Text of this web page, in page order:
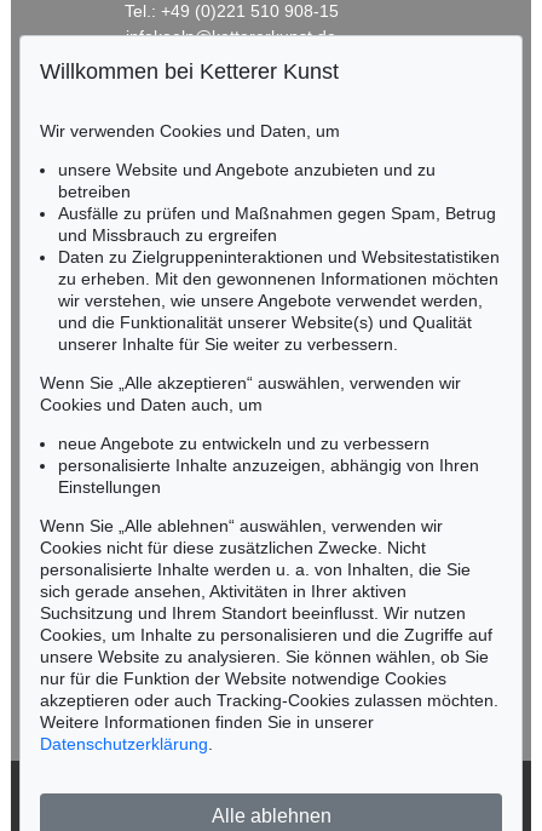
Tel.: +49 (0)221 510 908-15
infokoeln@kettererkunst.de
HESSEN
Miriam Heß
Tel.: +49 (0)62 21 58 80-038
Fax: +49 (0)62 21 58 80-595
infoheidelberg@kettererkunst.de
NORDDEUTSCHLAND
Nico Kassel, M.A.
Mobil: +49 (0)171 8618661
n.kassel@kettererkunst.de
Keine Auktion mehr verpassen!
Wir informieren Sie rechtzeitig.
Jetzt zum Newsletter anmelden >
Willkommen bei Ketterer Kunst
Wir verwenden Cookies und Daten, um
unsere Website und Angebote anzubieten und zu
betreiben
Ausfälle zu prüfen und Maßnahmen gegen Spam, Betrug
und Missbrauch zu ergreifen
Daten zu Zielgruppeninteraktionen und Websitestatistiken
zu erheben. Mit den gewonnenen Informationen möchten
wir verstehen, wie unsere Angebote verwendet werden,
und die Funktionalität unserer Website(s) und Qualität
unserer Inhalte für Sie weiter zu verbessern.
Wenn Sie „Alle akzeptieren“ auswählen, verwenden wir
Cookies und Daten auch, um
neue Angebote zu entwickeln und zu verbessern
personalisierte Inhalte anzuzeigen, abhängig von Ihren
Einstellungen
Wenn Sie „Alle ablehnen“ auswählen, verwenden wir
Cookies nicht für diese zusätzlichen Zwecke. Nicht
personalisierte Inhalte werden u. a. von Inhalten, die Sie
sich gerade ansehen, Aktivitäten in Ihrer aktiven
Suchsitzung und Ihrem Standort beeinflusst. Wir nutzen
Cookies, um Inhalte zu personalisieren und die Zugriffe auf
unsere Website zu analysieren. Sie können wählen, ob Sie
nur für die Funktion der Website notwendige Cookies
akzeptieren oder auch Tracking-Cookies zulassen möchten.
Weitere Informationen finden Sie in unserer
Datenschutzerklärung
Alle ablehnen